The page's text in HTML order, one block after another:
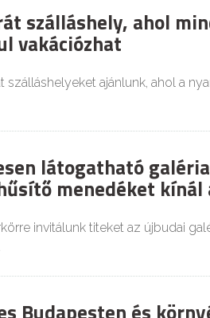
szálláshely, ahol
vakációzhat
szálláshelyeket ajánlunk, ahol a
látogatható
menedéket kínál
invitálunk titeket az újbudai